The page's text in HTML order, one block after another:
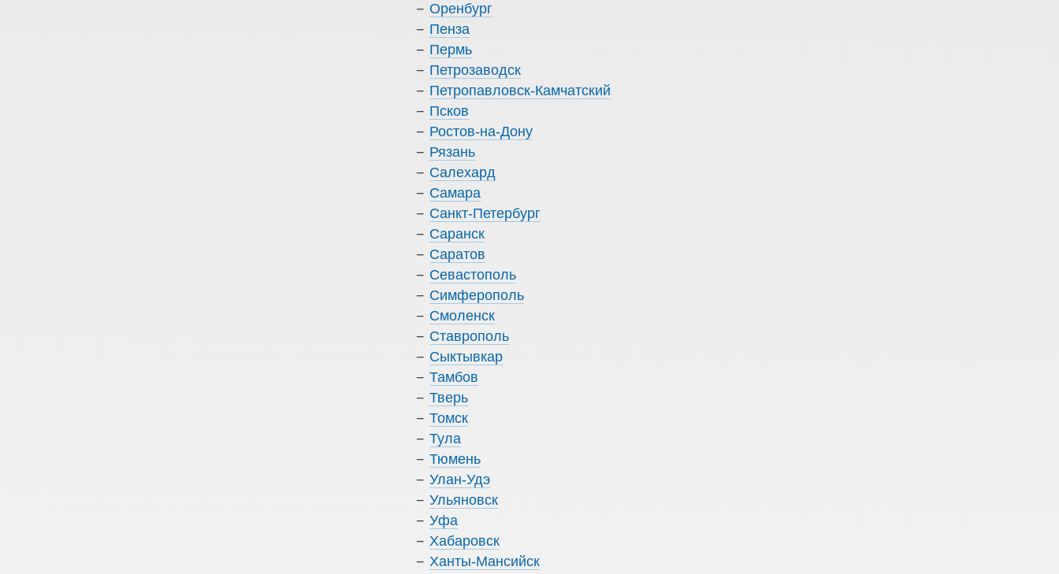
Оренбург
Пенза
Пермь
Петрозаводск
Петропавловск-Камчатский
Псков
Ростов-на-Дону
Рязань
Салехард
Самара
Санкт-Петербург
Саранск
Саратов
Севастополь
Симферополь
Смоленск
Ставрополь
Сыктывкар
Тамбов
Тверь
Томск
Тула
Тюмень
Улан-Удэ
Ульяновск
Уфа
Хабаровск
Ханты-Мансийск